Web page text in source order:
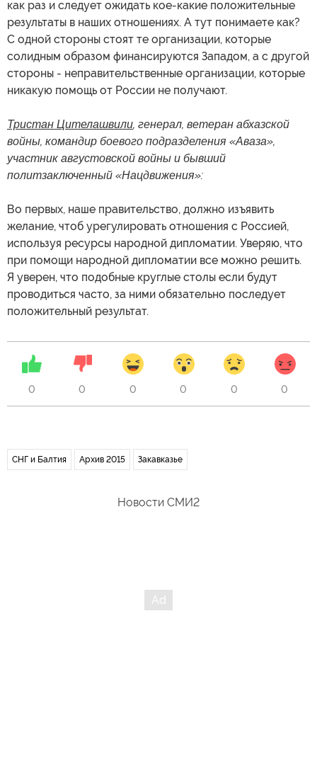
как раз и следует ожидать кое-какие положительные
результаты в наших отношениях. А тут понимаете как?
С одной стороны стоят те организации, которые
солидным образом финансируются Западом, а с другой
стороны - неправительственные организации, которые
никакую помощь от России не получают.
Тристан Цителашвили, генерал, ветеран абхазской
войны, командир боевого подразделения «Аваза»,
участник августовской войны и бывший
политзаключенный «Нацдвижения»:
Во первых, наше правительство, должно изъявить
желание, чтоб урегулировать отношения с Россией,
используя ресурсы народной дипломатии. Уверяю, что
при помощи народной дипломатии все можно решить.
Я уверен, что подобные круглые столы если будут
проводиться часто, за ними обязательно последует
положительный результат.
0 0 0 0 0 0
СНГ и Балтия Архив 2015 Закавказье
Новости СМИ2